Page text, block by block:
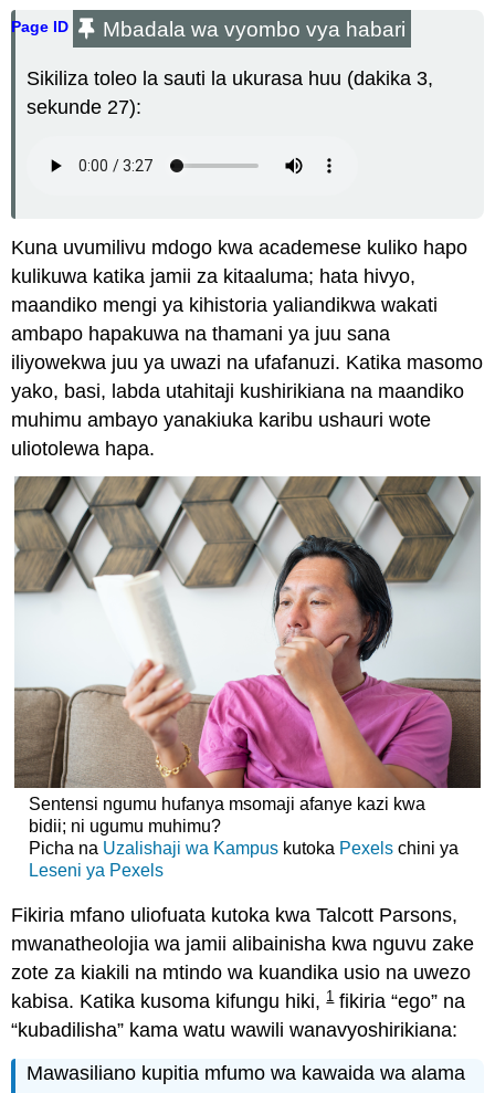
Page ID Mbadala wa vyombo vya habari
Sikiliza toleo la sauti la ukurasa huu (dakika 3,
sekunde 27):
Kuna uvumilivu mdogo kwa academese kuliko hapo
kulikuwa katika jamii za kitaaluma; hata hivyo,
maandiko mengi ya kihistoria yaliandikwa wakati
ambapo hapakuwa na thamani ya juu sana
iliyowekwa juu ya uwazi na ufafanuzi. Katika masomo
yako, basi, labda utahitaji kushirikiana na maandiko
muhimu ambayo yanakiuka karibu ushauri wote
uliotolewa hapa.
Sentensi ngumu hufanya msomaji afanye kazi kwa
bidii; ni ugumu muhimu?
Picha na Uzalishaji wa Kampuskutoka Pexelschini ya
Leseni ya Pexels
Fikiria mfano uliofuata kutoka kwa Talcott Parsons,
mwanatheolojia wa jamii alibainisha kwa nguvu zake
zote za kiakili na mtindo wa kuandika usio na uwezo
kabisa. Katika kusoma kifungu hiki,1fikiria “ego” na
“kubadilisha” kama watu wawili wanavyoshirikiana:
Mawasiliano kupitia mfumo wa kawaida wa alama